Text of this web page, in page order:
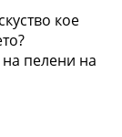
кое
пелени на